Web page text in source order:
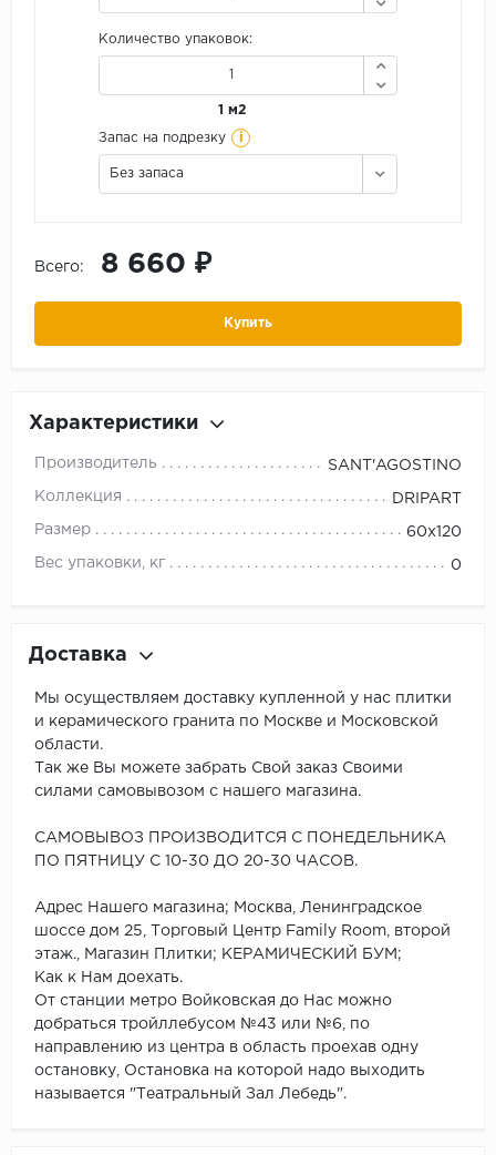
Количество упаковок:
1 м2
Запас на подрезку i
Без запаса
Всего: 8 660 ₽
Купить
Характеристики
Производитель SANT'AGOSTINO
Коллекция DRIPART
Размер 60x120
Вес упаковки, кг 0
Доставка
Мы осуществляем доставку купленной у нас плитки
и керамического гранита по Москве и Московской
области.
Так же Вы можете забрать Свой заказ Своими
силами самовывозом с нашего магазина.
САМОВЫВОЗ ПРОИЗВОДИТСЯ С ПОНЕДЕЛЬНИКА
ПО ПЯТНИЦУ С 10-30 ДО 20-30 ЧАСОВ.
Адрес Нашего магазина; Москва, Ленинградское
шоссе дом 25, Торговый Центр Family Room, второй
этаж., Магазин Плитки; КЕРАМИЧЕСКИЙ БУМ;
Как к Нам доехать.
От станции метро Войковская до Нас можно
добраться тройллебусом №43 или №6, по
направлению из центра в область проехав одну
остановку, Остановка на которой надо выходить
называется "Театральный Зал Лебедь".